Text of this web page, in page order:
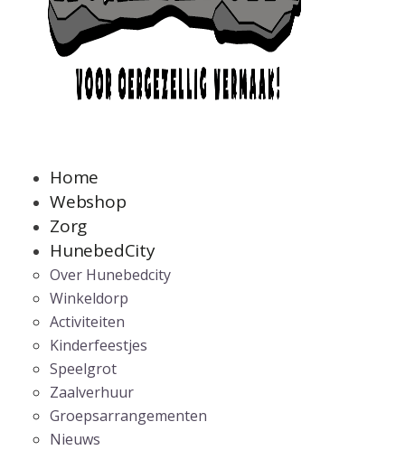
Home
Webshop
Zorg
HunebedCity
Over Hunebedcity
Winkeldorp
Activiteiten
Kinderfeestjes
Speelgrot
Zaalverhuur
Groepsarrangementen
Nieuws